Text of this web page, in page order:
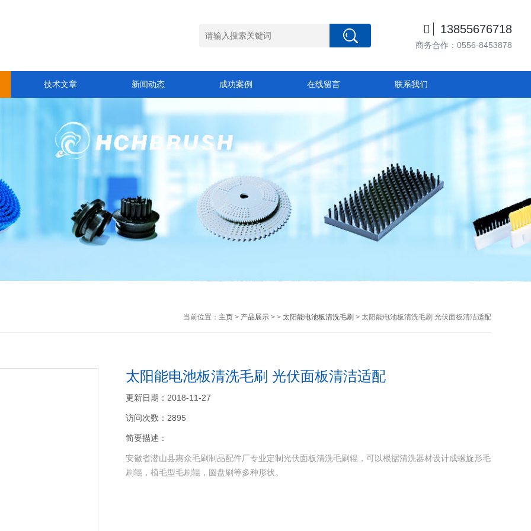
 13855676718
商务合作：0556-8453878
技术文章 新闻动态 成功案例 在线留言 联系我们
当前位置： 主页> 产品展示> > 太阳能电池板清洗毛刷 > 太阳能电池板清洗毛刷 光伏面板清洁适配
太阳能电池板清洗毛刷 光伏面板清洁适配
更新日期：2018-11-27
访问次数：2895
简要描述：
安徽省潜山县惠众毛刷制品配件厂专业定制光伏面板清洗毛刷辊，可以根据清洗器材设计成螺旋形毛
刷辊，植毛型毛刷辊，圆盘刷等多种形状。